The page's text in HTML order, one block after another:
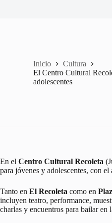
Inicio
Cultura
El Centro Cultural
adolescentes
En el Centro Cultural Recoleta
para jóvenes y adolescentes, con
Tanto en El Recoleta como en
incluyen teatro, performance,
charlas y encuentros para bailar en